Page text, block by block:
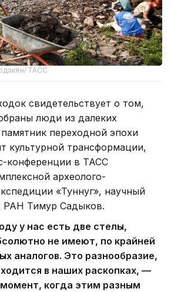
ТАСС
свидетельствует о том,
люди из далеких
переходной эпохи
культурной трансформации,
конференции в ТАСС
археолого-
«Туннуг», научный
Тимур Садыков.
у нас есть две стелы,
не имеют, по крайней
аналогов. Это разнообразие,
в наших раскопках, —
момент, когда этим разным